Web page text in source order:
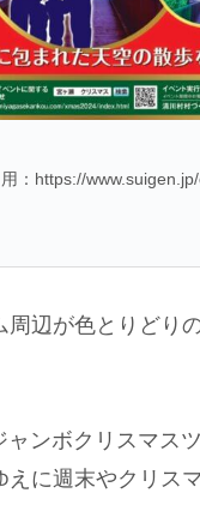
：https://
周辺が色とりどり
ャンボクリスマス
に週末やクリス